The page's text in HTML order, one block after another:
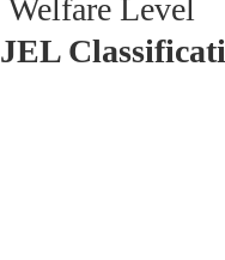
Welfare Level
JEL